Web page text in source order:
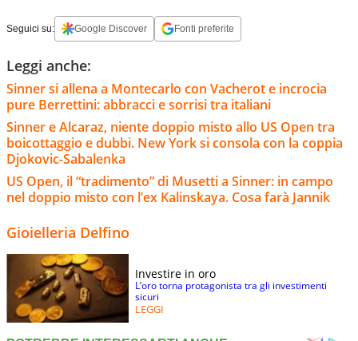
Seguici su: Google Discover Fonti preferite
Leggi anche:
Sinner si allena a Montecarlo con Vacherot e incrocia
pure Berrettini: abbracci e sorrisi tra italiani
Sinner e Alcaraz, niente doppio misto allo US Open tra
boicottaggio e dubbi. New York si consola con la coppia
Djokovic-Sabalenka
US Open, il “tradimento” di Musetti a Sinner: in campo
nel doppio misto con l’ex Kalinskaya. Cosa farà Jannik
Gioielleria Delfino
Investire in oro
L’oro torna protagonista tra gli investimenti
sicuri
LEGGI